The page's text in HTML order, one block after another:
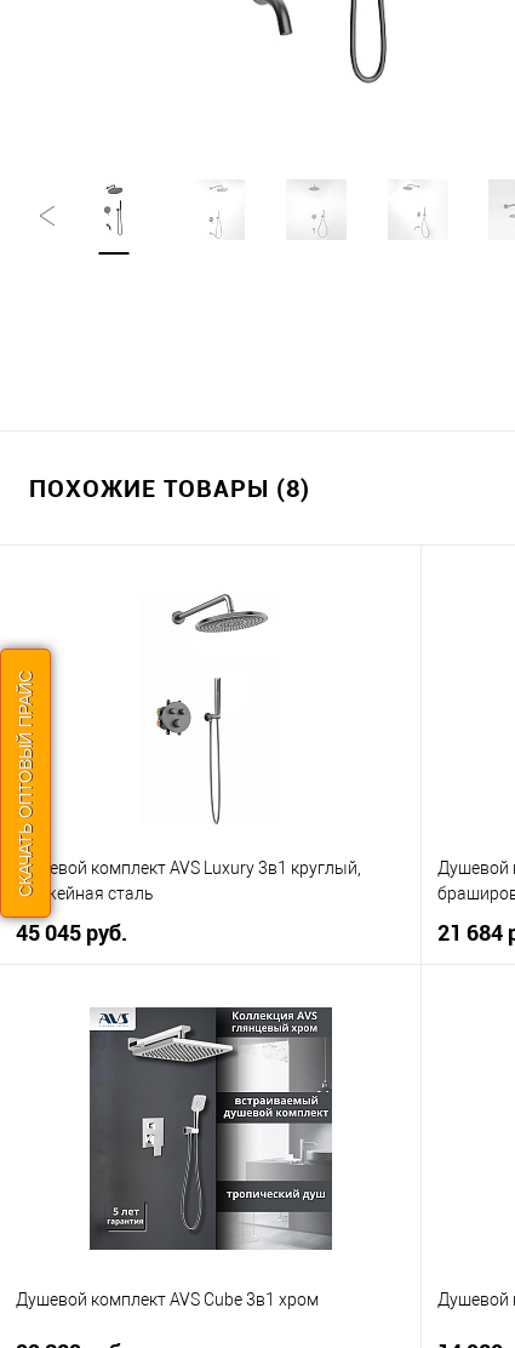
ПОХОЖИЕ ТОВАРЫ (8)
Душевой комплект AVS Luxury 3в1 круглый,
оружейная сталь
45 045 руб.
Купить в 1 клик
К сравнению
В наличии
Душевой
21 684
Душевой комплект AVS Cube 3в1 хром Душевой
СКАЧАТЬ ОПТОВЫЙ ПРАЙС